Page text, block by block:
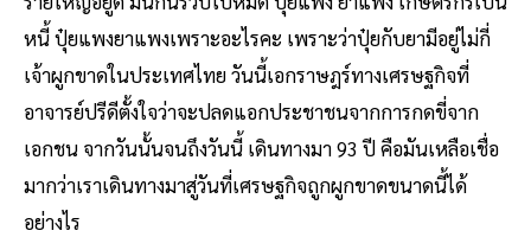
หนี้ ปุ๋ยแพงยาแพงเพราะอะไรคะ เพราะว่าปุ๋ยกับยามีอยู่ไม่กี่
เจ้าผูกขาดในประเทศไทย วันนี้เอกราษฎร์ทางเศรษฐกิจที่
อาจารย์ปรีดีตั้งใจว่าจะปลดแอกประชาชนจากการกดขี่จาก
เอกชน จากวันนั้นจนถึงวันนี้ เดินทางมา 93 ปี คือมันเหลือเชื่อ
มากว่าเราเดินทางมาสู่วันที่เศรษฐกิจถูกผูกขาดขนาดนี้ได้
อย่างไร